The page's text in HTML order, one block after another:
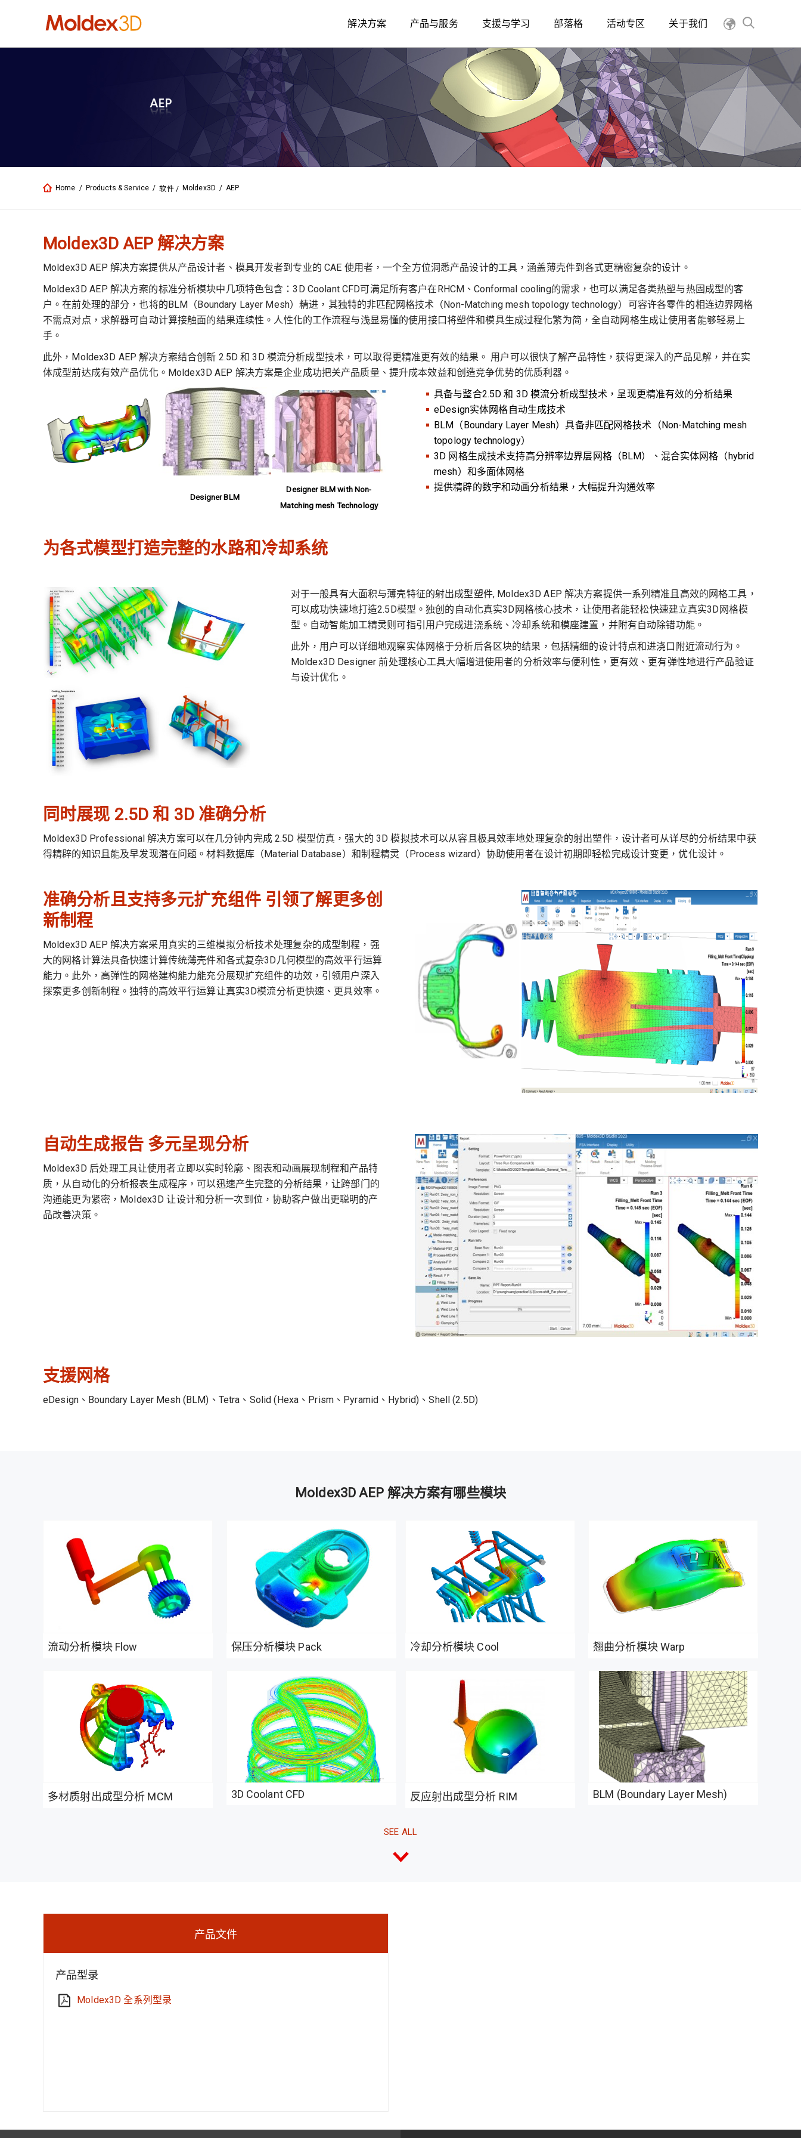
解决方案 产品与服务 支援与学习 部落格 活动专区 关于我们
Home / Products & Service / 软件 / Moldex3D / AEP
Moldex3D AEP 解决方案
Moldex3D AEP 解决方案提供从产品设计者、模具开发者到专业的 CAE 使用者，一个全方位洞悉产品设计的工具，涵盖薄壳件到各式更精密复杂的设计。
Moldex3D AEP 解决方案的标准分析模块中几项特色包含：3D Coolant CFD可满足所有客户在RHCM、Conformal cooling的需求，也可以满足各类热塑与热固成型的客
户。在前处理的部分，也将的BLM（Boundary Layer Mesh）精进，其独特的非匹配网格技术（Non-Matching mesh topology technology）可容许各零件的相连边界网格
不需点对点，求解器可自动计算接触面的结果连续性。人性化的工作流程与浅显易懂的使用接口将塑件和模具生成过程化繁为简，全自动网格生成让使用者能够轻易上
手。
此外，Moldex3D AEP 解决方案结合创新 2.5D 和 3D 模流分析成型技术，可以取得更精准更有效的结果。 用户可以很快了解产品特性，获得更深入的产品见解，并在实
体成型前达成有效产品优化。Moldex3D AEP 解决方案是企业成功把关产品质量、提升成本效益和创造竞争优势的优质利器。
Designer BLM
Designer BLM with Non-
Matching mesh Technology
具备与整合2.5D 和 3D 模流分析成型技术，呈现更精准有效的分析结果
eDesign实体网格自动生成技术
BLM（Boundary Layer Mesh）具备非匹配网格技术（Non-Matching mesh
topology technology）
3D 网格生成技术支持高分辨率边界层网格（BLM）、混合实体网格（hybrid
mesh）和多面体网格
提供精辟的数字和动画分析结果，大幅提升沟通效率
为各式模型打造完整的水路和冷却系统
对于一般具有大面积与薄壳特征的射出成型塑件, Moldex3D AEP 解决方案提供一系列精准且高效的网格工具，
可以成功快速地打造2.5D模型。独创的自动化真实3D网格核心技术，让使用者能轻松快速建立真实3D网格模
型。自动智能加工精灵则可指引用户完成进浇系统、冷却系统和模座建置，并附有自动除错功能。
此外，用户可以详细地观察实体网格于分析后各区块的结果，包括精细的设计特点和进浇口附近流动行为。
Moldex3D Designer 前处理核心工具大幅增进使用者的分析效率与便利性，更有效、更有弹性地进行产品验证
与设计优化。
同时展现 2.5D 和 3D 准确分析
Moldex3D Professional 解决方案可以在几分钟内完成 2.5D 模型仿真，强大的 3D 模拟技术可以从容且极具效率地处理复杂的射出塑件，设计者可从详尽的分析结果中获
得精辟的知识且能及早发现潜在问题。材料数据库（Material Database）和制程精灵（Process wizard）协助使用者在设计初期即轻松完成设计变更，优化设计。
准确分析且支持多元扩充组件 引领了解更多创
新制程
Moldex3D AEP 解决方案采用真实的三维模拟分析技术处理复杂的成型制程，强
大的网格计算法具备快速计算传统薄壳件和各式复杂3D几何模型的高效平行运算
能力。此外，高弹性的网格建构能力能充分展现扩充组件的功效，引领用户深入
探索更多创新制程。独特的高效平行运算让真实3D模流分析更快速、更具效率。
自动生成报告 多元呈现分析
Moldex3D 后处理工具让使用者立即以实时轮廓、图表和动画展现制程和产品特
质，从自动化的分析报表生成程序，可以迅速产生完整的分析结果，让跨部门的
沟通能更为紧密，Moldex3D 让设计和分析一次到位，协助客户做出更聪明的产
品改善决策。
支援网格
eDesign、Boundary Layer Mesh (BLM)、Tetra、Solid (Hexa、Prism、Pyramid、Hybrid)、Shell (2.5D)
Moldex3D AEP 解决方案有哪些模块
流动分析模块 Flow 保压分析模块 Pack 冷却分析模块 Cool 翘曲分析模块 Warp
多材质射出成型分析 MCM 3D Coolant CFD 反应射出成型分析 RIM BLM (Boundary Layer Mesh)
SEE ALL
产品文件
产品型录
Moldex3D 全系列型录